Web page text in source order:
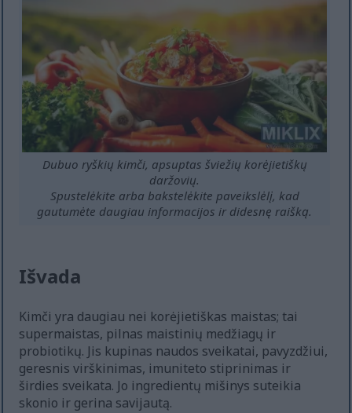
Dubuo ryškių kimči, apsuptas šviežių korėjietiškų
daržovių.
Spustelėkite arba bakstelėkite paveikslėlį, kad
gautumėte daugiau informacijos ir didesnę raišką.
Išvada
Kimči yra daugiau nei korėjietiškas maistas; tai
supermaistas, pilnas maistinių medžiagų ir
probiotikų. Jis kupinas naudos sveikatai, pavyzdžiui,
geresnis virškinimas, imuniteto stiprinimas ir
širdies sveikata. Jo ingredientų mišinys suteikia
skonio ir gerina savijautą.